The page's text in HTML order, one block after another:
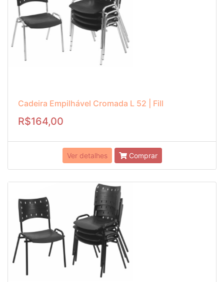
Cadeira Empilhável Cromada L 52 | Fill
R$164,00
Ver detalhes Comprar